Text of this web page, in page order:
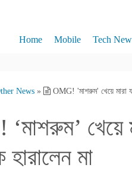
Home Mobile Tech
News » OMG! 'মাশরুম' খেয়ে মারা
খেয়ে
হারালেন মা